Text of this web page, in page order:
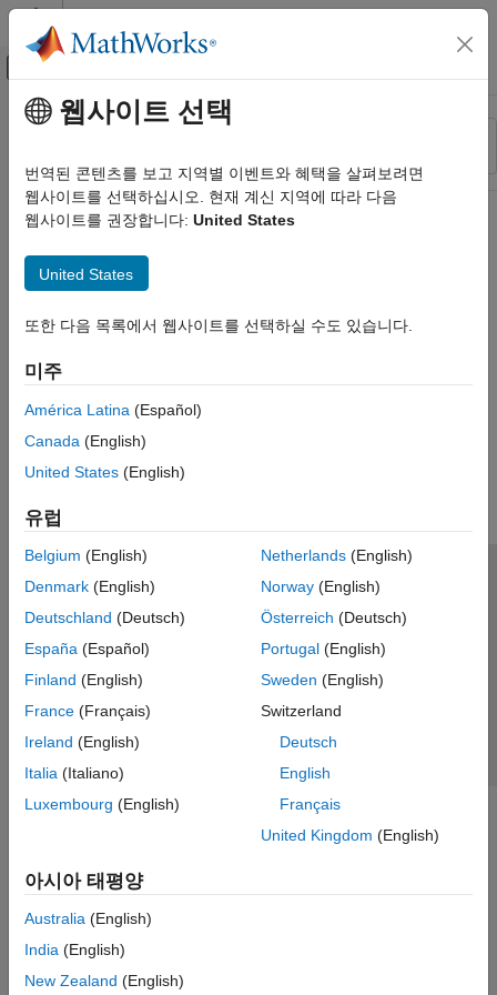
콘텐츠로 바로 가기
오프캔버스 탐색 메뉴 토글
리소스
상태
주요 콘텐츠
웹사이트 선택
번역된 콘텐츠를 보고 지역별 이벤트와 혜택을 살펴보려면
웹사이트를 선택하십시오. 현재 계신 지역에 따라 다음
웹사이트를 권장합니다: United States
United States
또한 다음 목록에서 웹사이트를 선택하실 수도 있습니다.
미주
América Latina (Español)
Canada (English)
United States (English)
유럽
Belgium (English)
Denmark (English)
Deutschland (Deutsch)
España (Español)
Finland (English)
France (Français)
Ireland (English)
Italia (Italiano)
Luxembourg (English)
Netherlands(English)
Norway(English)
Österreich (Deutsch)
Portugal(English)
Sweden (English)
Switzerland
Deutsch
English
Français
United Kingdom (English)
아시아 태평양
Australia (English)
India (English)
New Zealand (English)
신뢰 센터 등록 상표 개인정보 취급방침
불법 복제 방지
애플리케이션 상태
© 1994-2026 The MathWorks, Inc.